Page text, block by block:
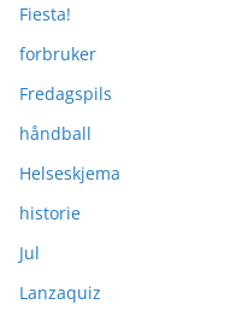
Fiesta!
forbruker
Fredagspils
håndball
Helseskjema
historie
Jul
Lanzaquiz